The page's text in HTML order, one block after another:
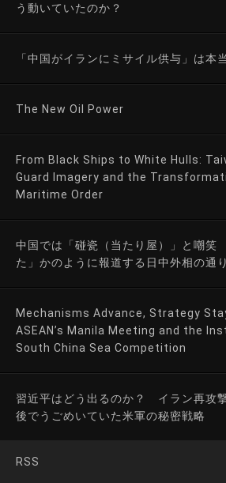
う動いていたのか？
「中国がイランにミサイル供与」は本
The New Oil Power
From Black Ships to White Hulls:
Guard Imagery and the
Maritime Order
中国では「碰瓷（当たり屋）」と嘲笑
た」かのように報道する日中外相の通
Mechanisms Advance, Strategy
ASEAN’s Manila Meeting and the
South China Sea Competition
習近平はどう出るのか？ イラン再攻
後でうごめいていた米軍の秘密戦略
RSS